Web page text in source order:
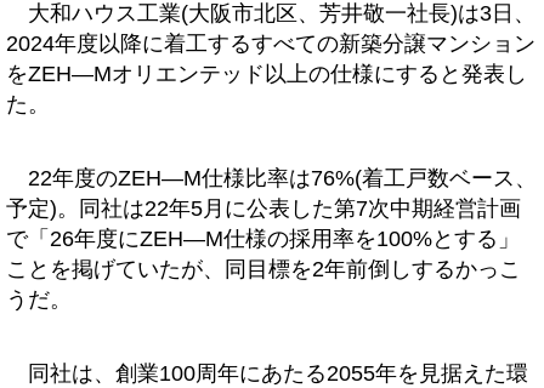
大和ハウス工業(大阪市北区、芳井敬一社長)は3日、
2024年度以降に着工するすべての新築分譲マンション
をZEH―Mオリエンテッド以上の仕様にすると発表し
た。
22年度のZEH―M仕様比率は76%(着工戸数ベース、
予定)。同社は22年5月に公表した第7次中期経営計画
で「26年度にZEH―M仕様の採用率を100%とする」
ことを掲げていたが、同目標を2年前倒しするかっこ
うだ。
同社は、創業100周年にあたる2055年を見据えた環